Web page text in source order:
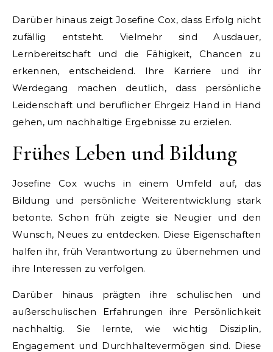
Darüber hinaus zeigt Josefine Cox, dass Erfolg nicht
zufällig entsteht. Vielmehr sind Ausdauer,
Lernbereitschaft und die Fähigkeit, Chancen zu
erkennen, entscheidend. Ihre Karriere und ihr
Werdegang machen deutlich, dass persönliche
Leidenschaft und beruflicher Ehrgeiz Hand in Hand
gehen, um nachhaltige Ergebnisse zu erzielen.
Frühes Leben und Bildung
Josefine Cox wuchs in einem Umfeld auf, das
Bildung und persönliche Weiterentwicklung stark
betonte. Schon früh zeigte sie Neugier und den
Wunsch, Neues zu entdecken. Diese Eigenschaften
halfen ihr, früh Verantwortung zu übernehmen und
ihre Interessen zu verfolgen.
Darüber hinaus prägten ihre schulischen und
außerschulischen Erfahrungen ihre Persönlichkeit
nachhaltig. Sie lernte, wie wichtig Disziplin,
Engagement und Durchhaltevermögen sind. Diese